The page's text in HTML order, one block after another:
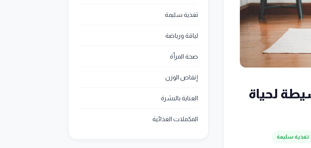
7 خطوات بسيطة لحياة
تغذية سليمة
تغذية سليمة
لياقة ورياضة
صحة المرأة
إنقاص الوزن
العناية بالبشرة
المكملات الغذائية